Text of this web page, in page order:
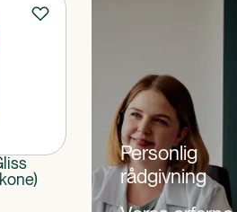
Personlig
rådgivning